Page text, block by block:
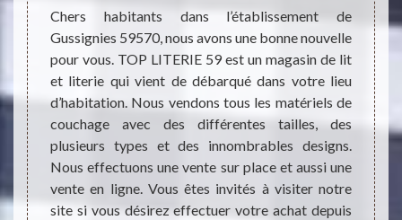
la
dû à
lit et
sexe
la
est
Chers habitants dans l’établissement de
Gussignies 59570, nous avons une bonne nouvelle
pour vous. TOP LITERIE 59 est un magasin de lit
et literie qui vient de débarqué dans votre lieu
d’habitation. Nous vendons tous les matériels de
couchage avec des différentes tailles, des
plusieurs types et des innombrables designs.
Nous effectuons une vente sur place et aussi une
vente en ligne. Vous êtes invités à visiter notre
site si vous désirez effectuer votre achat depuis
Les
état.
des
web.